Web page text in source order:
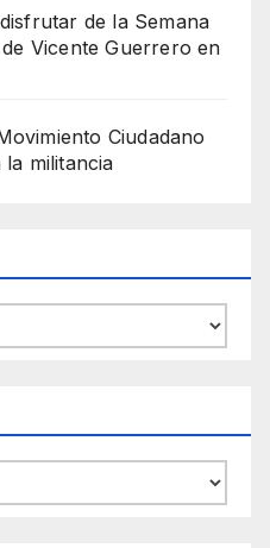
de la Semana
Vicente Guerrero en
Ciudadano
militancia